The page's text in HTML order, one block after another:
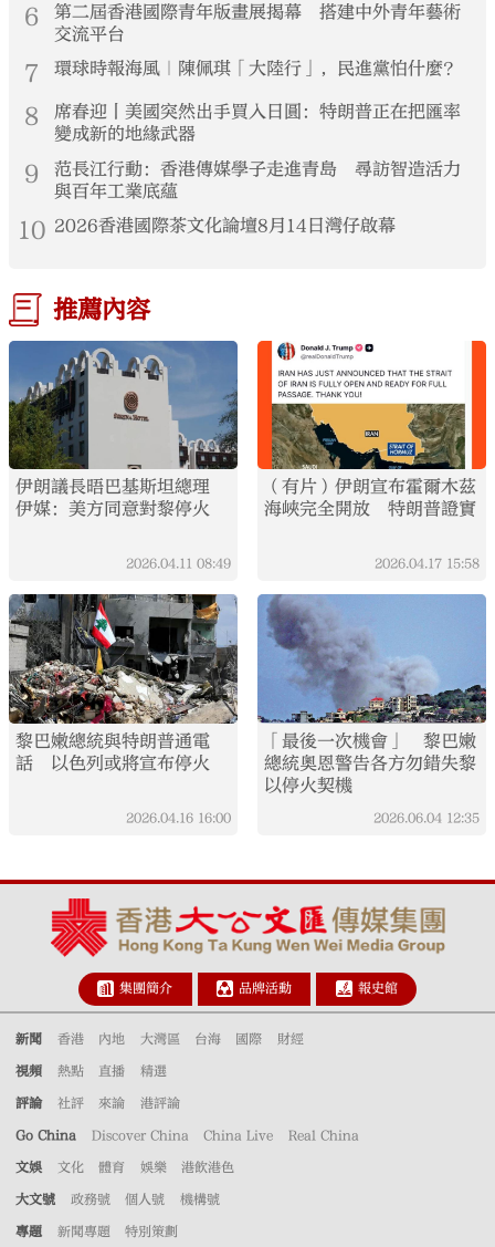
6
第二屆香港國際青年版畫展揭幕 搭建中外青年藝術
交流平台
7 環球時報海風｜陳佩琪「大陸行」，民進黨怕什麼？
8
席春迎丨美國突然出手買入日圓：特朗普正在把匯率
變成新的地緣武器
9
范長江行動：香港傳媒學子走進青島 尋訪智造活力
與百年工業底蘊
10 2026香港國際茶文化論壇8月14日灣仔啟幕
推薦內容
伊朗議長晤巴基斯坦總理
伊媒：美方同意對黎停火
2026.04.11 08:49
（有片）伊朗宣布霍爾木茲
海峽完全開放 特朗普證實
2026.04.17 15:58
黎巴嫩總統與特朗普通電
話 以色列或將宣布停火
2026.04.16 16:00
「最後一次機會」 黎巴嫩
總統奧恩警告各方勿錯失黎
以停火契機
2026.06.04 12:35
集團簡介 品牌活動 報史館
新聞 香港 內地 大灣區 台海 國際 財經
視頻 熱點 直播 精選
評論 社評 來論 港評論
Go China Discover China China Live Real China
文娛 文化 體育 娛樂 港飲港色
大文號 政務號 個人號 機構號
專題 新聞專題 特別策劃